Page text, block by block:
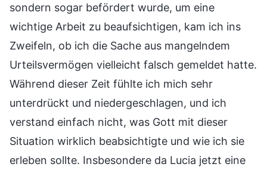
sondern sogar befördert wurde, um eine
wichtige Arbeit zu beaufsichtigen, kam ich ins
Zweifeln, ob ich die Sache aus mangelndem
Urteilsvermögen vielleicht falsch gemeldet hatte.
Während dieser Zeit fühlte ich mich sehr
unterdrückt und niedergeschlagen, und ich
verstand einfach nicht, was Gott mit dieser
Situation wirklich beabsichtigte und wie ich sie
erleben sollte. Insbesondere da Lucia jetzt eine